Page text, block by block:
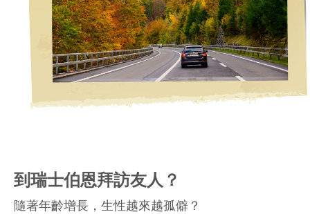
到瑞士伯恩拜訪友人？
隨著年齡增長，生性越來越孤僻？